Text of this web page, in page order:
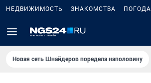
НЕДВИЖИМОСТЬ ЗНАКОМСТВА ПОГОДА
Новая сеть Шнайдеров поредела наполовину